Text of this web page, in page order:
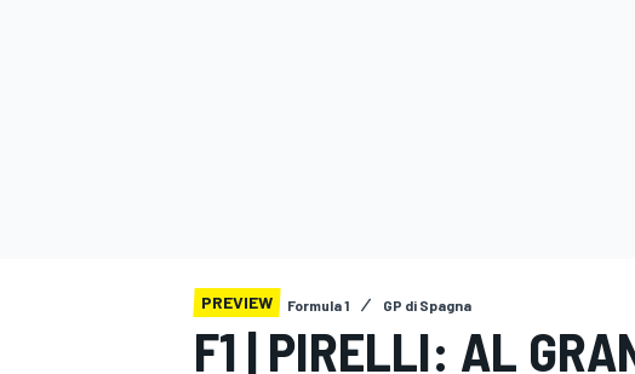
PREVIEW Formula 1 GP di Spagna
F1 | PIRELLI: AL